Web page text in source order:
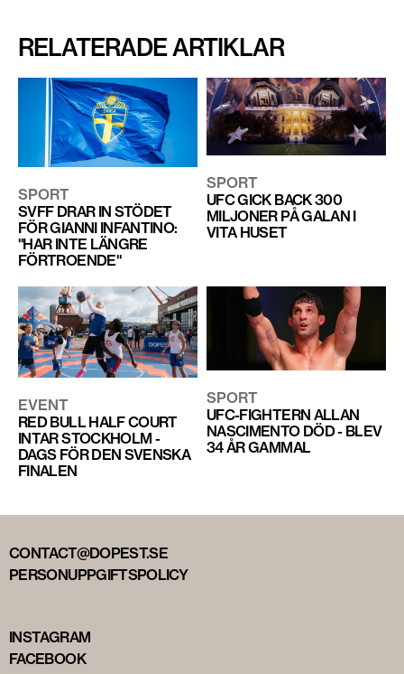
RELATERADE ARTIKLAR
SPORT
SVFF DRAR IN STÖDET
FÖR GIANNI INFANTINO:
"HAR INTE LÄNGRE
FÖRTROENDE"
SPORT
UFC GICK BACK 300
MILJONER PÅ GALAN I
VITA HUSET
EVENT
RED BULL HALF COURT
INTAR STOCKHOLM -
DAGS FÖR DEN SVENSKA
FINALEN
SPORT
UFC-FIGHTERN ALLAN
NASCIMENTO DÖD - BLEV
34 ÅR GAMMAL
CONTACT@DOPEST.SE
PERSONUPPGIFTSPOLICY
INSTAGRAM
FACEBOOK